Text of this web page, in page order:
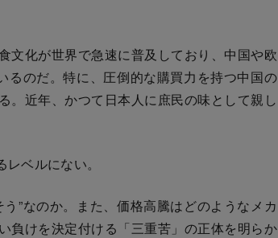
化が世界で急速に普及しており、中国や欧
るのだ。特に、圧倒的な購買力を持つ中国の
。近年、かつて日本人に庶民の味として親し
ベルにない。
”なのか。また、価格高騰はどのようなメカ
負けを決定付ける「三重苦」の正体を明らか